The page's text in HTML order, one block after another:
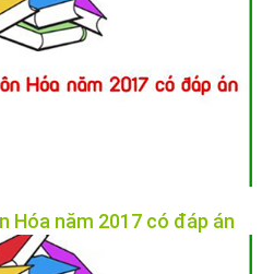
Hóa năm 2017 có đáp án